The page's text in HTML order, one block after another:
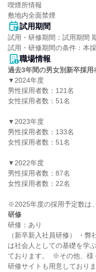
喫煙所情報
敷地内全面禁煙
試用期間
試用・研修期間：試用期間
職場情報
過去3年間の男女別新卒採用
▼2024年度
男性採用者数：121名
女性採用者数：51名
▼2023年度
男性採用者数：133名
女性採用者数：51名
▼2022年度
男性採用者数：87名
女性採用者数：22名
研修
研修：あり
（新卒新入社員研修） ・
は社会人としての基礎を学
ております。  ※その他、様